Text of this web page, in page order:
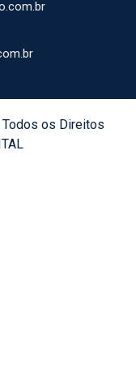
os Direitos